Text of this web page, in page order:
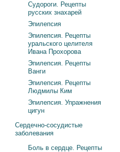
Судороги. Рецепты
русских знахарей
Эпилепсия
Эпилепсия. Рецепты
уральского целителя
Ивана Прохорова
Эпилепсия. Рецепты
Ванги
Эпилепсия. Рецепты
Людмилы Ким
Эпилепсия. Упражнения
цигун
Сердечно-сосудистые
заболевания
Боль в сердце. Рецепты